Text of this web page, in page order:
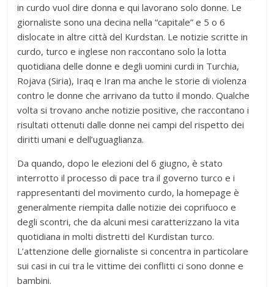
in curdo vuol dire donna e qui lavorano solo donne. Le
giornaliste sono una decina nella “capitale” e 5 o 6
dislocate in altre città del Kurdstan. Le notizie scritte in
curdo, turco e inglese non raccontano solo la lotta
quotidiana delle donne e degli uomini curdi in Turchia,
Rojava (Siria), Iraq e Iran ma anche le storie di violenza
contro le donne che arrivano da tutto il mondo. Qualche
volta si trovano anche notizie positive, che raccontano i
risultati ottenuti dalle donne nei campi del rispetto dei
diritti umani e dell’uguaglianza.
Da quando, dopo le elezioni del 6 giugno, è stato
interrotto il processo di pace tra il governo turco e i
rappresentanti del movimento curdo, la homepage è
generalmente riempita dalle notizie dei coprifuoco e
degli scontri, che da alcuni mesi caratterizzano la vita
quotidiana in molti distretti del Kurdistan turco.
L’attenzione delle giornaliste si concentra in particolare
sui casi in cui tra le vittime dei conflitti ci sono donne e
bambini.